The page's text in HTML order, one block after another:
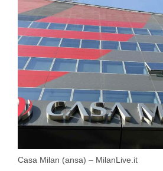
Casa Milan (ansa) – MilanLive.it